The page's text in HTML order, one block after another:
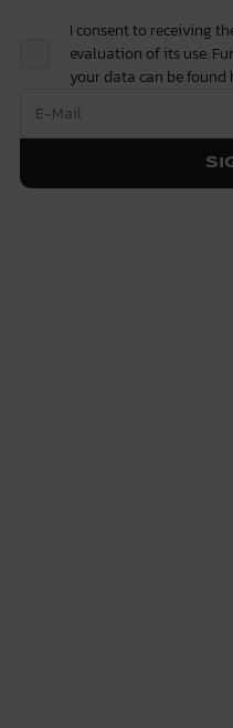
I consent to receiving
evaluation of its use.
your data can be found